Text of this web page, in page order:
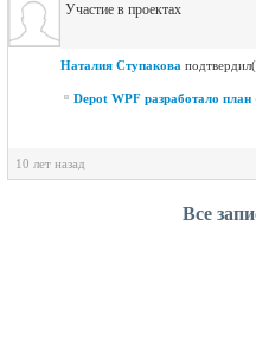
Участие в проектах
Наталия Ступакова
Depot WPF разработало план
10 лет назад
Все